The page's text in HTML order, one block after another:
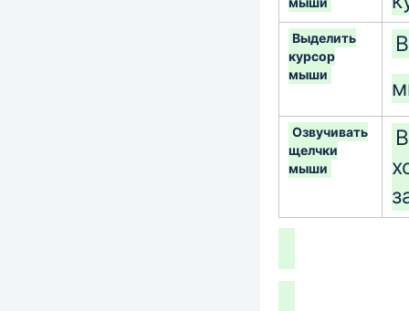
Выделить
курсор
мыши
Озвучивать
щелчки
мыши